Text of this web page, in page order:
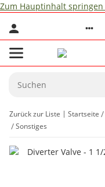
Zum Hauptinhalt springen
Zurück zur Liste Startseite
Sonstiges